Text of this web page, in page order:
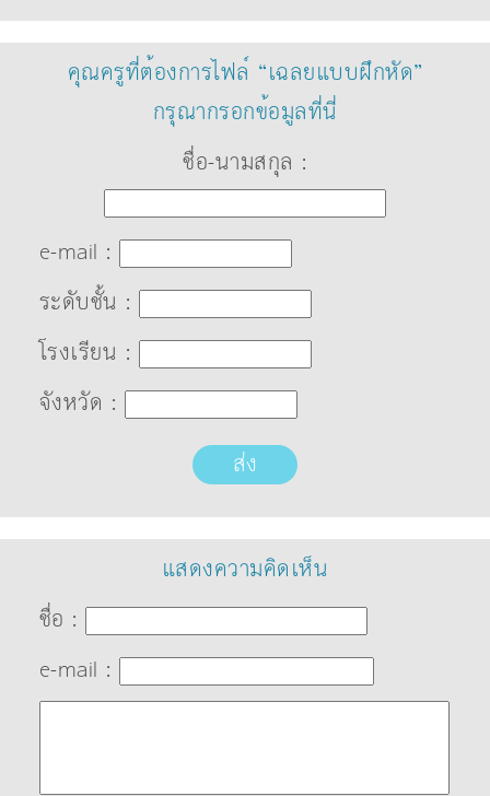
คุณครูที่ต้องการไฟล์ “เฉลยแบบฝึกหัด”
กรุณากรอกข้อมูลที่นี่
ชื่อ-นามสกุล :
e-mail :
ระดับชั้น :
โรงเรียน :
จังหวัด :
ส่ง
แสดงความคิดเห็น
ชื่อ :
e-mail :